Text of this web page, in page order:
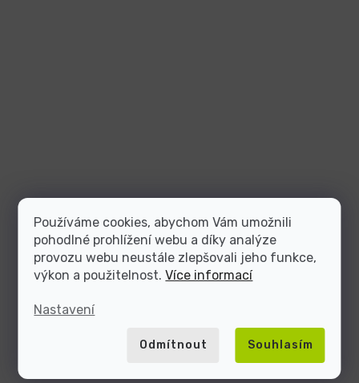
Používáme cookies, abychom Vám umožnili
pohodlné prohlížení webu a díky analýze
provozu webu neustále zlepšovali jeho funkce,
výkon a použitelnost.Více informací
Nastavení
Odmítnout Souhlasím